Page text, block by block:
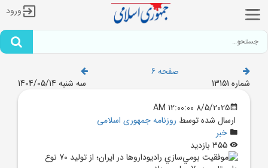
ورود
صفحه 6
شماره 13151
سه شنبه 1404/05/14
8/5/2025 12:00:00 AM
ارسال شده توسط روزنامه جمهوری اسلامی
خبر